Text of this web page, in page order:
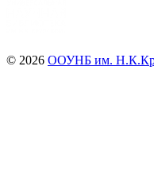
© 2026 ООУНБ им.